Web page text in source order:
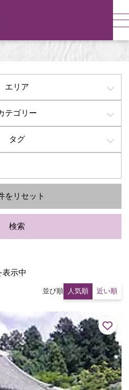
エリア
テゴリー
タグ
をリセット
検索
表示中
並び順 人気順 近い順